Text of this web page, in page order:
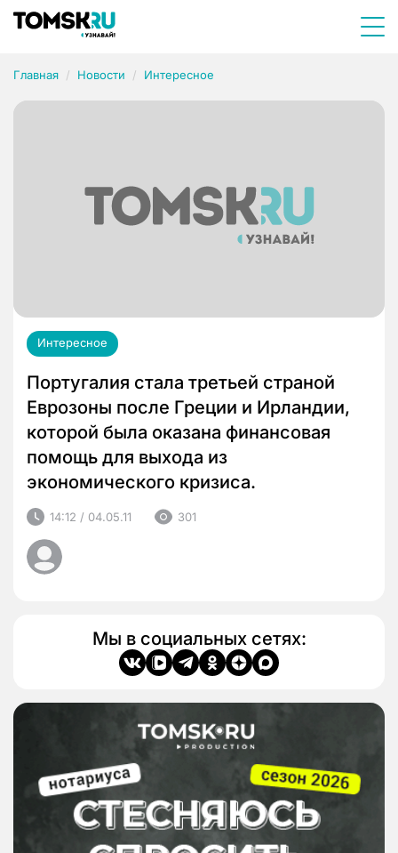
Главная Новости Интересное
Интересное
Португалия стала третьей страной
Еврозоны после Греции и Ирландии,
которой была оказана финансовая
помощь для выхода из
экономического кризиса.
14:12 / 04.05.11 301
Мы в социальных сетях: